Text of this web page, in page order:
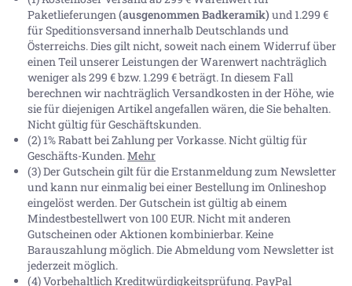
Paketlieferungen(ausgenommen Badkeramik) und 1.299 €
für Speditionsversand innerhalb Deutschlands und
Österreichs. Dies gilt nicht, soweit nach einem Widerruf über
einen Teil unserer Leistungen der Warenwert nachträglich
weniger als 299 € bzw. 1.299 € beträgt. In diesem Fall
berechnen wir nachträglich Versandkosten in der Höhe, wie
sie für diejenigen Artikel angefallen wären, die Sie behalten.
Nicht gültig für Geschäftskunden.
(2) 1% Rabatt bei Zahlung per Vorkasse. Nicht gültig für
Geschäfts-Kunden.Mehr
(3) Der Gutschein gilt für die Erstanmeldung zum Newsletter
und kann nur einmalig bei einer Bestellung im Onlineshop
eingelöst werden. Der Gutschein ist gültig ab einem
Mindestbestellwert von 100 EUR. Nicht mit anderen
Gutscheinen oder Aktionen kombinierbar. Keine
Barauszahlung möglich. Die Abmeldung vom Newsletter ist
jederzeit möglich.
(4) Vorbehaltlich Kreditwürdigkeitsprüfung. PayPal